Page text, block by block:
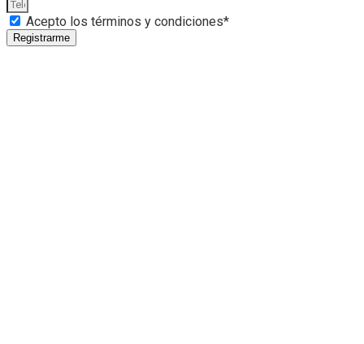
Acepto los términos y condiciones*
Registrarme